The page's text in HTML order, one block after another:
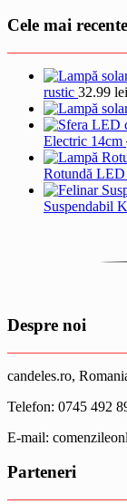
Cele mai
rustic 32.99 lei
Electric 14cm
Rotundă
Suspendabil
Despre noi
candeles.ro,
Telefon: 0745 492
E-mail:
Parteneri